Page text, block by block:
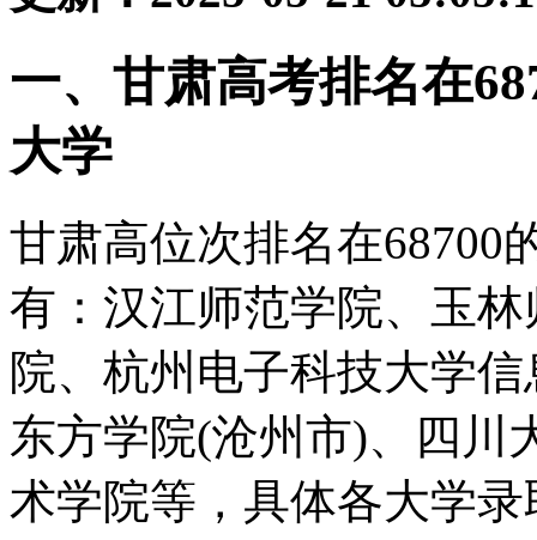
一、甘肃高考排名在
大学
甘肃高位次排名在68700
有：汉江师范学院、玉
院、杭州电子科技大学
东方学院(沧州市)、四川
术学院等，具体各大学